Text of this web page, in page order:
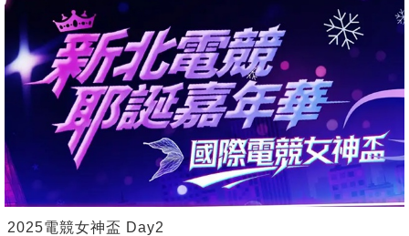
2025電競女神盃 Day2